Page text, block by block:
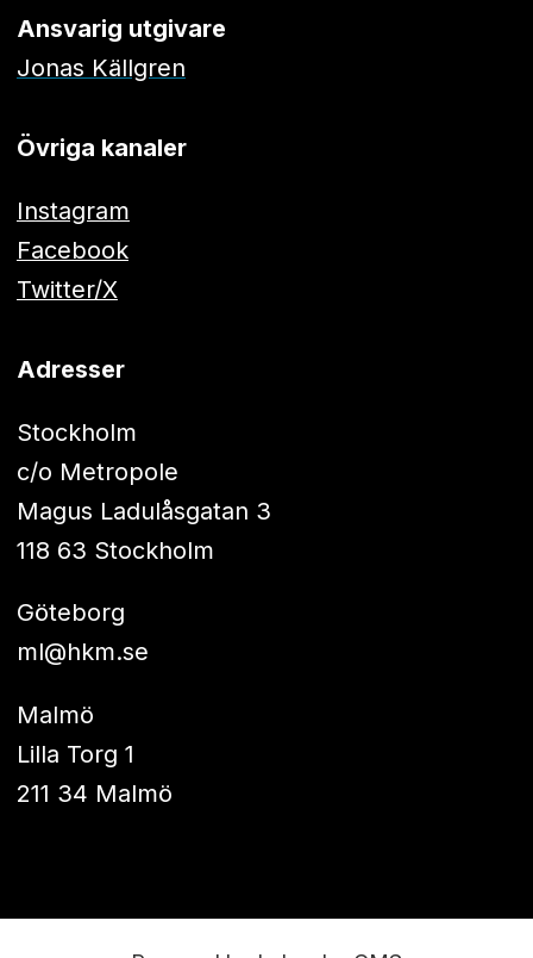
Ansvarig utgivare
Jonas Källgren
Övriga kanaler
Instagram
Facebook
Twitter/X
Adresser
Stockholm
c/o Metropole
Magus Ladulåsgatan 3
118 63 Stockholm
Göteborg
ml@hkm.se
Malmö
Lilla Torg 1
211 34 Malmö